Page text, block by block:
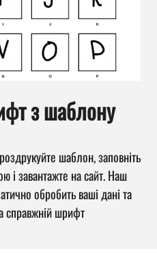
з шаблону
шаблон, заповніть
і завантажте на сайт. Наш
обробить ваші дані та
справжній шрифт